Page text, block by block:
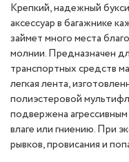
Крепкий, надежный
аксессуар в багажнике
займет много места
молнии. Предназначен
транспортных средств
легкая лента,
полиэстеровой
подвержена
влаге или гниению. При
рывков, провисания и